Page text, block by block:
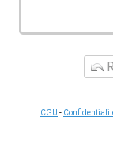
CGU -